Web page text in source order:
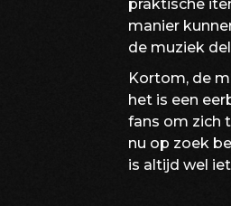
praktische
manier
de muziek
Kortom, de
het is een
fans om zich
nu op zoek
is altijd wel